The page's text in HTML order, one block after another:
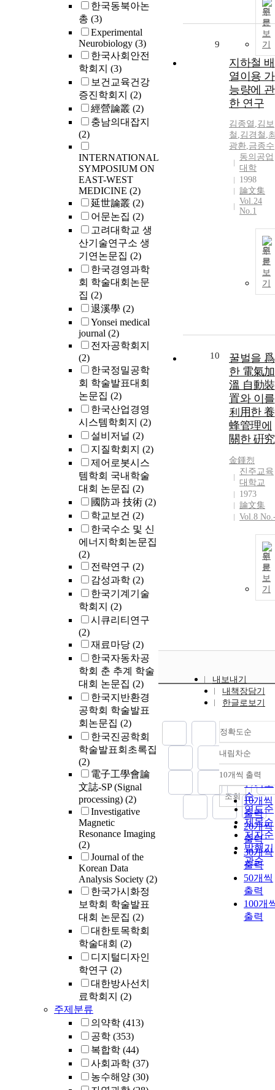
한국동북아논
총 (3)
Experimental
Neurobiology (3)
한국사회안전
학회지 (3)
보건교육건강
증진학회지 (2)
經營論叢 (2)
충남의대잡지
(2)
INTERNATIONAL
SYMPOSIUM ON
EAST-WEST
MEDICINE (2)
延世論叢 (2)
어문논집 (2)
고려대학교 생
산기술연구소 생
기연논문집 (2)
한국경영과학
회 학술대회논문
집 (2)
退溪學 (2)
Yonsei medical
journal (2)
전자공학회지
(2)
한국정밀공학
회 학술발표대회
논문집 (2)
한국산업경영
시스템학회지 (2)
설비저널 (2)
지질학회지 (2)
제어로봇시스
템학회 국내학술
대회 논문집 (2)
國防과 技術 (2)
학교보건 (2)
한국수소 및 신
에너지학회논문집
(2)
전략연구 (2)
감성과학 (2)
한국기계기술
학회지 (2)
시큐리티연구
(2)
재료마당 (2)
한국자동차공
학회 춘 추계 학술
대회 논문집 (2)
한국지반환경
공학회 학술발표
회논문집 (2)
한국진공학회
학술발표회초록집
(2)
電子工學會論
文誌-SP (Signal
processing) (2)
Investigative
Magnetic
Resonance Imaging
(2)
Journal of the
Korean Data
Analysis Society (2)
한국가시화정
보학회 학술발표
대회 논문집 (2)
대한토목학회
학술대회 (2)
디지털디자인
학연구 (2)
대한방사선치
료학회지 (2)
주제분류
의약학 (413)
공학 (353)
복합학 (44)
사회과학 (37)
농수해양 (30)
원
문
보
기
9
지하철 배
열이용 가
능량에 관
한 연구
김종열 ,김보
철 ,김경철 ,
광환,금종수
동의공업
대학
1998
論文集
Vol.24
No.1
원
문
보
기
10
꿀벌을 爲
한 電氣加
溫 自動裝
置와 이를
利用한 養
蜂管理에
關한 硏究
金鍾烈
진주교육
대학교
1973
論文集
Vol.8
원
문
보
기
내보내기
내책장담기
한글로보기
정확도순
정확도
순
인기도
순
연도순
제목순
저자순
발행기
관순
내림차순
내림
10개씩 출력
10개씩
출력
20개씩
출력
30개씩
출력
50개씩
출력
100개
출력
조회